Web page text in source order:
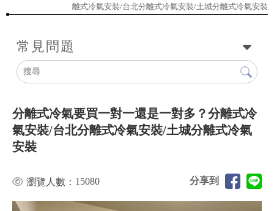
離式冷氣安裝/台北分離式冷氣安裝/土城分離式冷氣安裝
常見問題
分離式冷氣要買一對一還是一對多？分離式冷
氣安裝/台北分離式冷氣安裝/土城分離式冷氣
安裝
分享到
瀏覽人數： 15080